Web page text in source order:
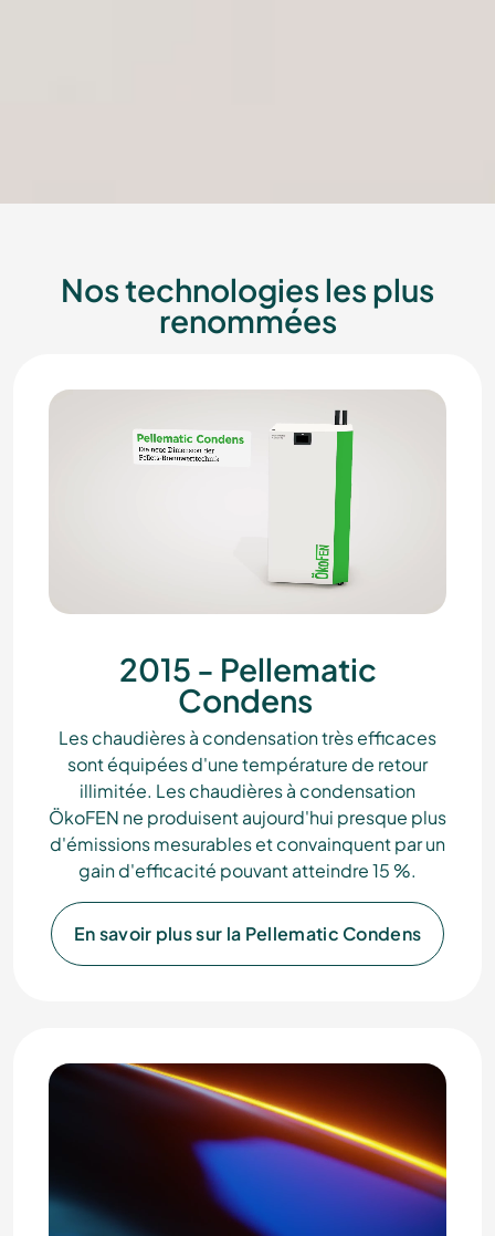
Nos technologies les plus
renommées
2015 - Pellematic
Condens
Les chaudières à condensation très efficaces
sont équipées d'une température de retour
illimitée. Les chaudières à condensation
ÖkoFEN ne produisent aujourd'hui presque plus
d'émissions mesurables et convainquent par un
gain d'efficacité pouvant atteindre 15 %.
En savoir plus sur la Pellematic Condens